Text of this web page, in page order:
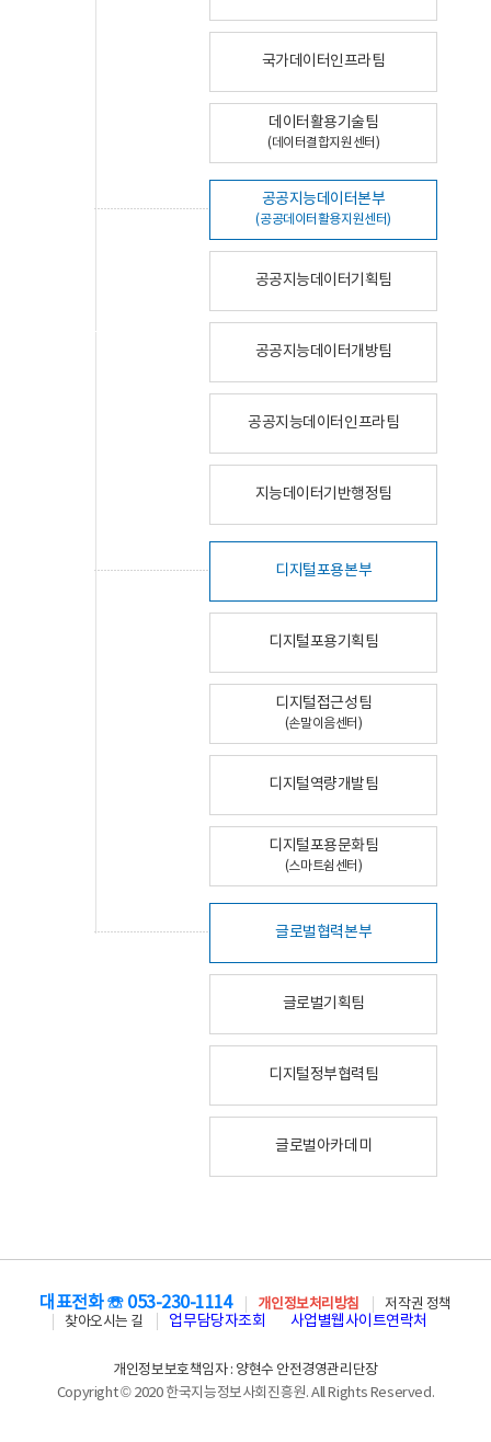
국가데이터인프라팀
데이터활용기술팀
(데이터결합지원센터)
공공지능데이터본부
(공공데이터활용지원센터)
공공지능데이터기획팀
공공지능데이터개방팀
공공지능데이터인프라팀
지능데이터기반행정팀
디지털포용본부
디지털포용기획팀
디지털접근성팀
(손말이음센터)
디지털역량개발팀
디지털포용문화팀
(스마트쉼센터)
글로벌협력본부
글로벌기획팀
디지털정부협력팀
글로벌아카데미
대표전화 ☏ 053-230-1114 개인정보처리방침
저작권 정책
찾아오시는 길
업무담당자조회 사업별웹사이트연락처
개인정보보호책임자 : 양현수 안전경영관리단장
Copyright © 2020 한국지능정보사회진흥원. All Rights Reserved.